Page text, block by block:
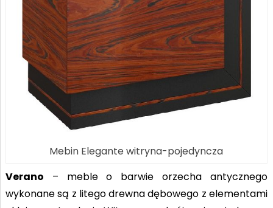
Mebin Elegante witryna-pojedyncza
Verano – meble o barwie orzecha antycznego
wykonane są z litego drewna dębowego z elementami